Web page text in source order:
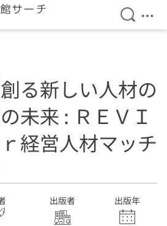
検索を
メ
る新しい人材の
未来 : ＲＥＶＩ
経営人材マッチ
出版者 出版年